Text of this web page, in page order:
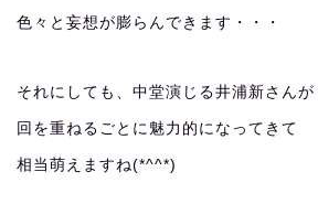
色々と妄想が膨らんできます・・・
それにしても、中堂演じる井浦新さんが
回を重ねるごとに魅力的になってきて
相当萌えますね(*^^*)